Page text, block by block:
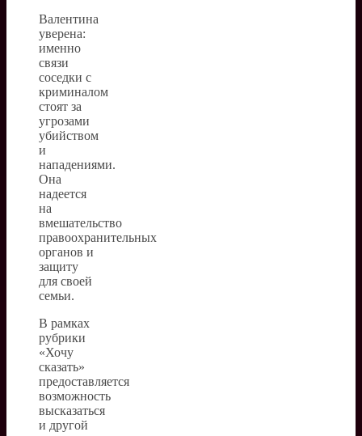
Валентина
уверена:
именно
связи
соседки с
криминалом
стоят за
угрозами
убийством
и
нападениями.
Она
надеется
на
вмешательство
правоохранительных
органов и
защиту
для своей
семьи.
В рамках
рубрики
«Хочу
сказать»
предоставляется
возможность
высказаться
и другой